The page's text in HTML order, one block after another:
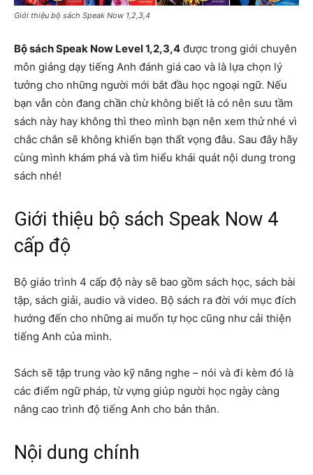
Giới thiệu bộ sách Speak Now 1,2,3,4
Bộ sách Speak Now Level 1,2,3,4 được trong giới chuyên
môn giảng dạy tiếng Anh đánh giá cao và là lựa chọn lý
tưởng cho những người mới bắt đầu học ngoại ngữ. Nếu
bạn vẫn còn đang chần chừ không biết là có nên sưu tầm
sách này hay không thì theo mình bạn nên xem thử nhé vì
chắc chắn sẽ không khiến bạn thất vọng đâu. Sau đây hãy
cùng mình khám phá và tìm hiểu khái quát nội dung trong
sách nhé!
Giới thiệu bộ sách Speak Now 4
cấp độ
Bộ giáo trình 4 cấp độ này sẽ bao gồm sách học, sách bài
tập, sách giải, audio và video. Bộ sách ra đời với mục đích
hướng đến cho những ai muốn tự học cũng như cải thiện
tiếng Anh của mình.
Sách sẽ tập trung vào kỹ năng nghe – nói và đi kèm đó là
các điểm ngữ pháp, từ vựng giúp người học ngày càng
nâng cao trình độ tiếng Anh cho bản thân.
Nội dung chính